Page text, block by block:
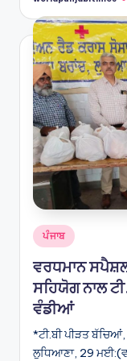
Posted
Posted
in
ਪੰਜਾਬ
ਵਰਧਮਾਨ
ਸਹਿਯੋਗ ਨਾਲ
ਵੰਡੀਆਂ
*ਟੀ.ਬੀ ਪੀੜਤ
ਲੁਧਿਆਣਾ, 29